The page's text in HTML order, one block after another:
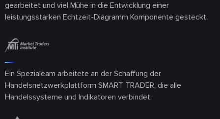
gearbeitet und viel Mühe in die Entwicklung einer
leistungsstarken Echtzeit-Diagramm Komponente gesteckt.
Ein Spezialeam arbeitete an der Schaffung der
Handelsnetzwerkplattform SMART TRADER, die alle
Handelssysteme und Indikatoren verbindet.